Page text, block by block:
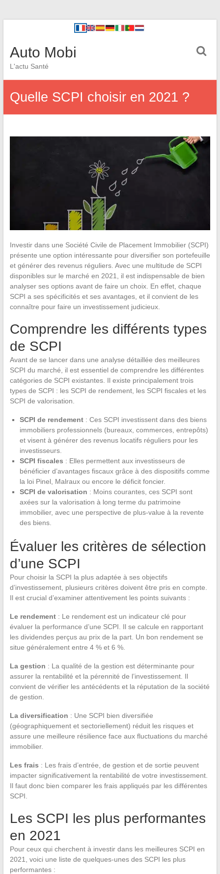
Auto Mobi
L'actu Santé
Quelle SCPI choisir en 2021 ?
Investir dans une Société Civile de Placement Immobilier (SCPI)
présente une option intéressante pour diversifier son portefeuille
et générer des revenus réguliers. Avec une multitude de SCPI
disponibles sur le marché en 2021, il est indispensable de bien
analyser ses options avant de faire un choix. En effet, chaque
SCPI a ses spécificités et ses avantages, et il convient de les
connaître pour faire un investissement judicieux.
Comprendre les différents types
de SCPI
Avant de se lancer dans une analyse détaillée des meilleures
SCPI du marché, il est essentiel de comprendre les différentes
catégories de SCPI existantes. Il existe principalement trois
types de SCPI : les SCPI de rendement, les SCPI fiscales et les
SCPI de valorisation.
SCPI de rendement: Ces SCPI investissent dans des biens
immobiliers professionnels (bureaux, commerces, entrepôts)
et visent à générer des revenus locatifs réguliers pour les
investisseurs.
SCPI fiscales : Elles permettent aux investisseurs de
bénéficier d’avantages fiscaux grâce à des dispositifs comme
la loi Pinel, Malraux ou encore le déficit foncier.
SCPI de valorisation : Moins courantes, ces SCPI sont
axées sur la valorisation à long terme du patrimoine
immobilier, avec une perspective de plus-value à la revente
des biens.
Évaluer les critères de sélection
d’une SCPI
Pour choisir la SCPI la plus adaptée à ses objectifs
d’investissement, plusieurs critères doivent être pris en compte.
Il est crucial d’examiner attentivement les points suivants :
Le rendement: Le rendement est un indicateur clé pour
évaluer la performance d’une SCPI. Il se calcule en rapportant
les dividendes perçus au prix de la part. Un bon rendement se
situe généralement entre 4 % et 6 %.
La gestion : La qualité de la gestion est déterminante pour
assurer la rentabilité et la pérennité de l’investissement. Il
convient de vérifier les antécédents et la réputation de la société
de gestion.
La diversification : Une SCPI bien diversifiée
(géographiquement et sectoriellement) réduit les risques et
assure une meilleure résilience face aux fluctuations du marché
immobilier.
Les frais : Les frais d’entrée, de gestion et de sortie peuvent
impacter significativement la rentabilité de votre investissement.
Il faut donc bien comparer les frais appliqués par les différentes
SCPI.
Les SCPI les plus performantes
en 2021
Pour ceux qui cherchent à investir dans les meilleures SCPI en
2021, voici une liste de quelques-unes des SCPI les plus
performantes :